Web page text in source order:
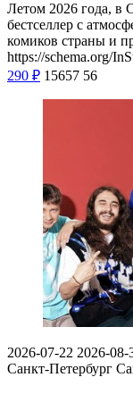
Летом 2026 года, в
бестселлер с
комиков страны и
https://schema.org/
290 ₽ 15657 56
2026-07-22 2026-08-
Санкт-Петербург